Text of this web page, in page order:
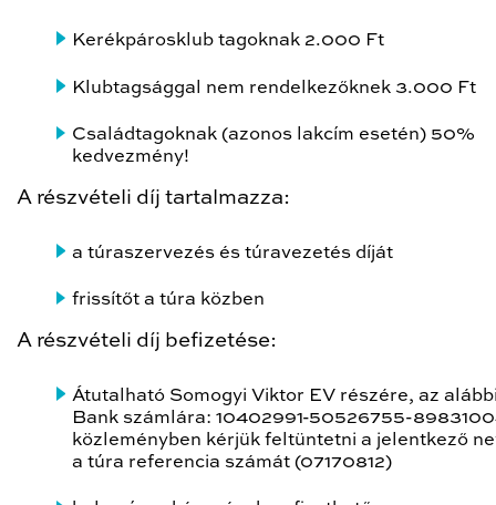
Kerékpárosklub tagoknak 2.000 Ft
Klubtagsággal nem rendelkezőknek 3.000 Ft
Családtagoknak (azonos lakcím esetén) 50%
kedvezmény!
A részvételi díj tartalmazza:
a túraszervezés és túravezetés díját
frissítőt a túra közben
A részvételi díj befizetése:
Átutalható Somogyi Viktor EV részére, az
Bank számlára: 10402991-50526755-
közleményben kérjük feltüntetni a jelentkező
a túra referencia számát (07170812)